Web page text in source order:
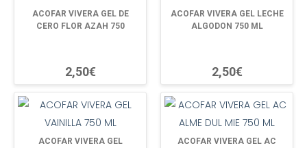
ACOFAR VIVERA GEL DE
CERO FLOR AZAH 750
2,50€
ACOFAR VIVERA GEL LECHE
ALGODON 750 ML
2,50€
ACOFAR VIVERA GEL
ACOFAR VIVERA GEL AC